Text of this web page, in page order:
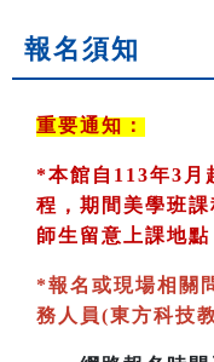
報名須知
重要通知：
*本館自113年3月
程，期間美學班
師生留意上課地點
*報名或現場相關
務人員(東方科技